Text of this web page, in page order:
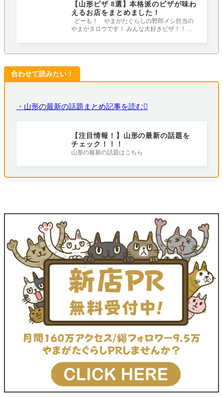
【山形ピザ 8選】本格派のピザが味わ
えるお店をまとめました！
どーも！ やまがたぐらしの野郎メシ担当の
やまがタロウです！ みんな大好きピザ！！！
合わせて読みたい！
・山形の最新の話題まとめ記事を読む
【注目情報！】山形の最新の話題を
チェック！！！
山形の最新の話題はこちら